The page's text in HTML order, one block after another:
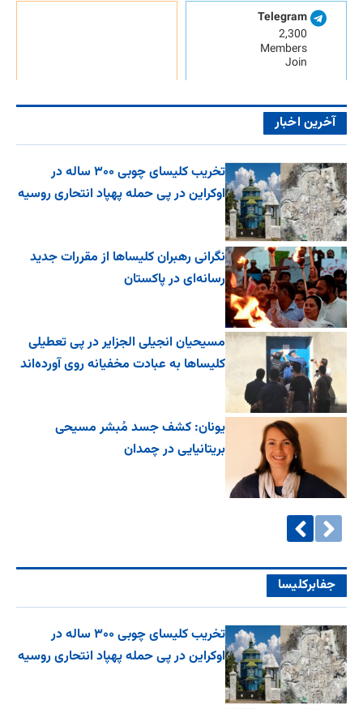
Telegram
2,300
Members
Join
آخرین اخبار
تخریب کلیسای چوبی ۳۰۰ ساله در
اوکراین در پی حمله پهپاد انتحاری روسیه
نگرانی رهبران کلیساها از مقررات جدید
رسانه‌ای در پاکستان
مسیحیان انجیلی الجزایر در پی تعطیلی
کلیساها به عبادت مخفیانه روی آورده‌اند
یونان: کشف جسد مُبشر مسیحی
بریتانیایی در چمدان
جفا‌بر‌کلیسا
تخریب کلیسای چوبی ۳۰۰ ساله در
اوکراین در پی حمله پهپاد انتحاری روسیه